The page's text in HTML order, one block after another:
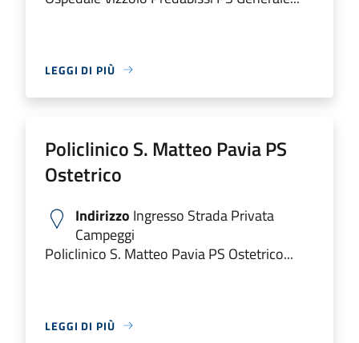
LEGGI DI PIÙ
Policlinico S. Matteo Pavia PS
Ostetrico
Indirizzo Ingresso Strada Privata
Campeggi
Policlinico S. Matteo Pavia PS Ostetrico...
LEGGI DI PIÙ